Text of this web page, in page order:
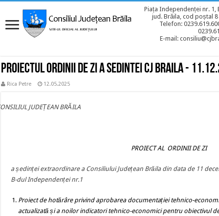
Piața Independenței nr. 1,
jud. Brăila, cod poștal
Telefon:
E-mail:
Proiectul ordinii de zi a sedintei CJ BRAILA -
Rica Petre 12.05.2025
JUDEȚEAN BRĂILA
PROIECT AL ORDINII DE ZI
a ședinței extraordinare a Consiliului Județean Brăila din data de 11
B-dul Independenței nr.1
Proiect de hotărâre privind aprobarea documentației tehnico-
actualizată și a noilor indicatori tehnico-economici pentru obiectivul